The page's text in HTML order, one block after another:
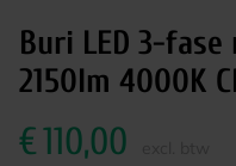
Buri LED 3-
2150lm 4000K
€110,00